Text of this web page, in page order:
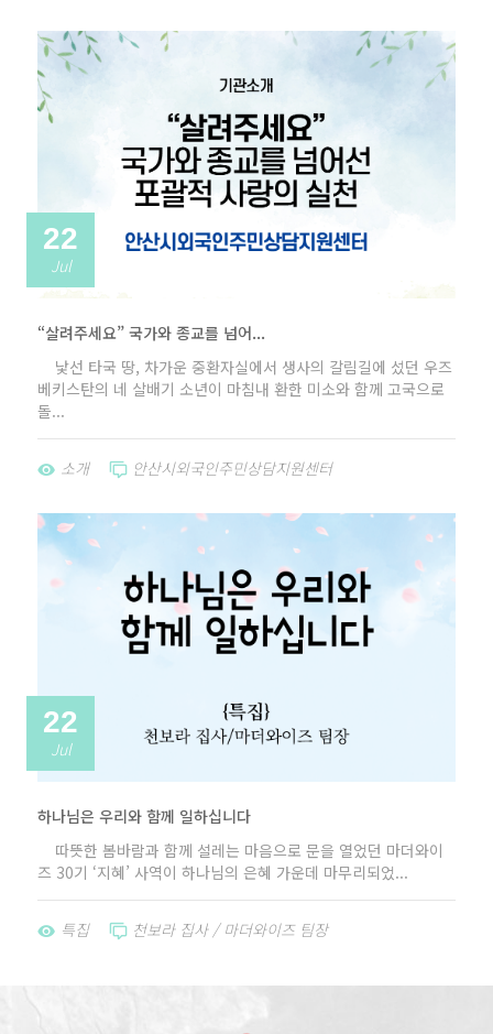
22
Jul
“살려주세요” 국가와 종교를 넘어...
낯선 타국 땅, 차가운 중환자실에서 생사의 갈림길에 섰던 우즈
베키스탄의 네 살배기 소년이 마침내 환한 미소와 함께 고국으로
돌...
소개 안산시외국인주민상담지원센터
22
Jul
하나님은 우리와 함께 일하십니다
따뜻한 봄바람과 함께 설레는 마음으로 문을 열었던 마더와이
즈 30기 ‘지혜’ 사역이 하나님의 은혜 가운데 마무리되었...
특집 천보라 집사 / 마더와이즈 팀장